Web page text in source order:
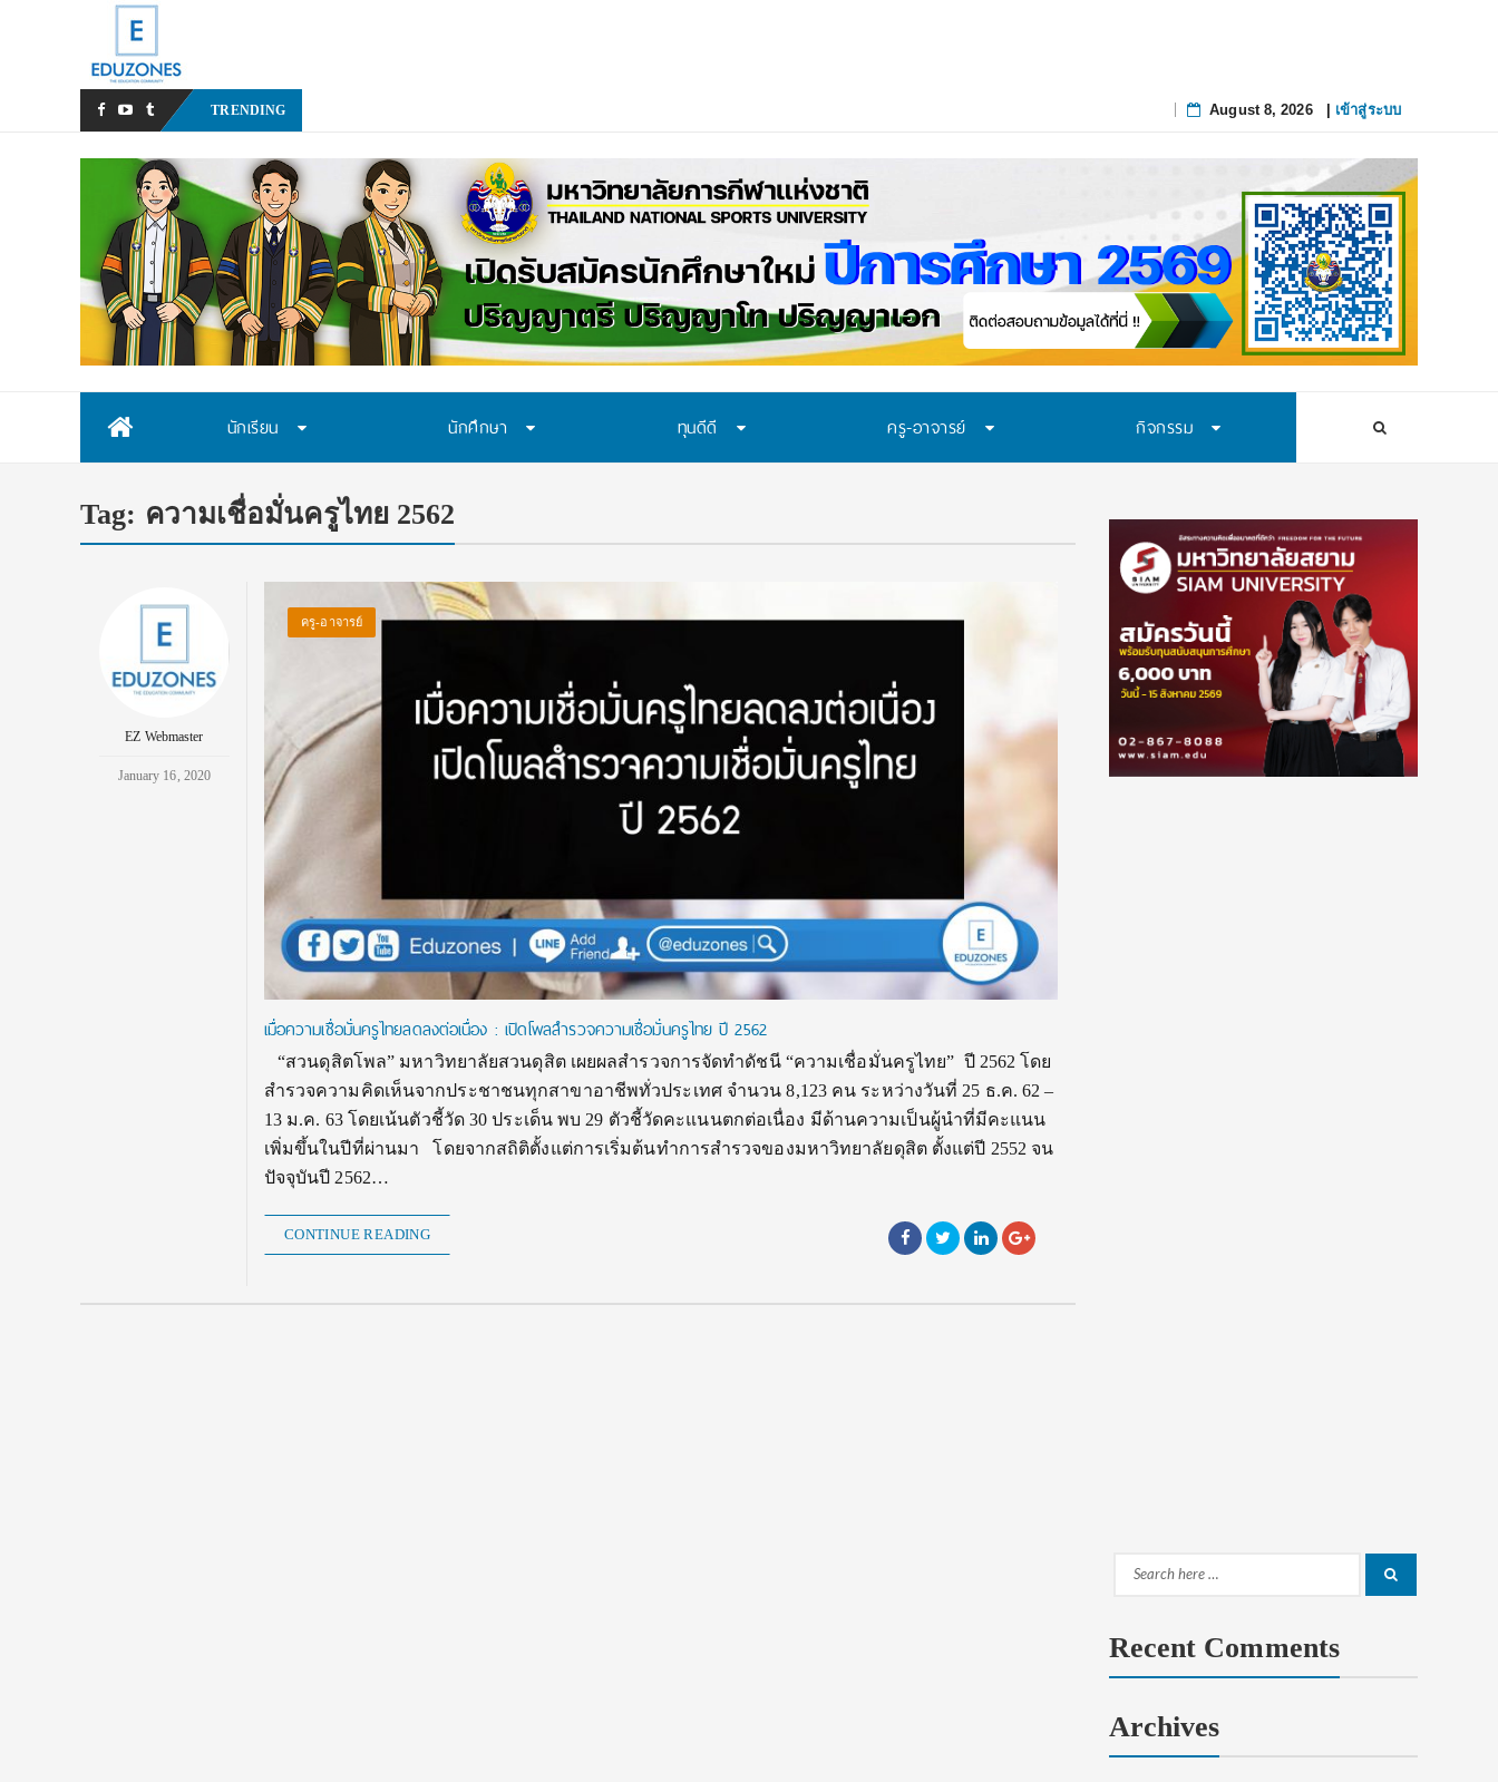
TRENDING August 8, 2026| เข้าสู่ระบบ
นักเรียน นักศึกษา ทุนดีดี ครู-อาจารย์ กิจกรรม
Tag: ความเชื่อมั่นครูไทย 2562
EZ Webmaster
January 16, 2020
ครู-อาจารย์
เมื่อความเชื่อมั่นครูไทยลดลงต่อเนื่อง : เปิดโพลสำรวจความเชื่อมั่นครูไทย ปี 2562
“สวนดุสิตโพล” มหาวิทยาลัยสวนดุสิต เผยผลสำรวจการจัดทำดัชนี “ความเชื่อมั่นครูไทย” ปี 2562 โดย
สำรวจความคิดเห็นจากประชาชนทุกสาขาอาชีพทั่วประเทศ จำนวน 8,123 คน ระหว่างวันที่ 25 ธ.ค. 62 –
13 ม.ค. 63 โดยเน้นตัวชี้วัด 30 ประเด็น พบ 29 ตัวชี้วัดคะแนนตกต่อเนื่อง มีด้านความเป็นผู้นำที่มีคะแนน
เพิ่มขึ้นในปีที่ผ่านมา โดยจากสถิติตั้งแต่การเริ่มต้นทำการสำรวจของมหาวิทยาลัยดุสิต ตั้งแต่ปี 2552 จน
ปัจจุบันปี 2562…
CONTINUE READING
Search
Recent Comments
Archives